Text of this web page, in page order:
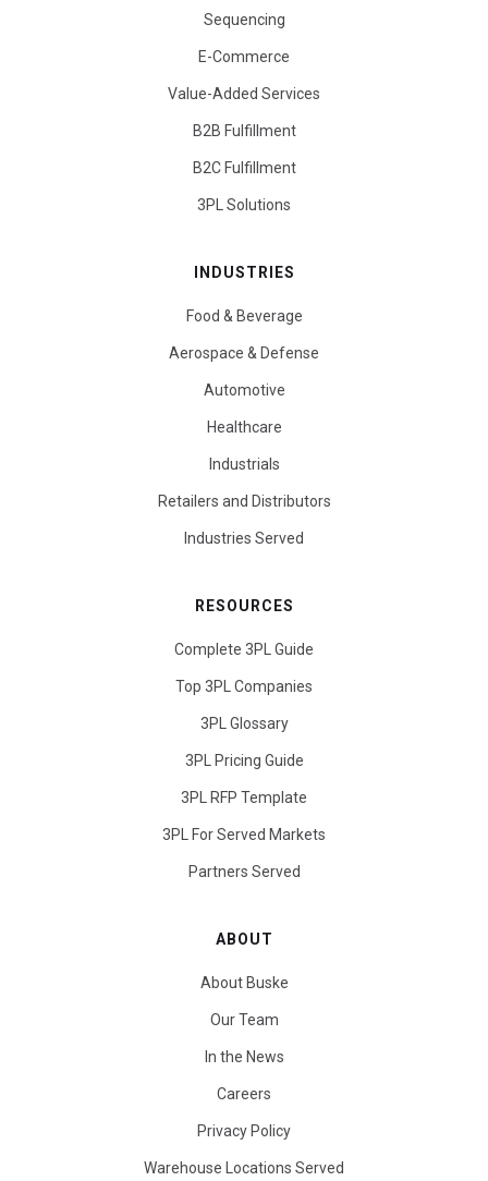
Sequencing
E-Commerce
Value-Added Services
B2B Fulfillment
B2C Fulfillment
3PL Solutions
INDUSTRIES
Food & Beverage
Aerospace & Defense
Automotive
Healthcare
Industrials
Retailers and Distributors
Industries Served
RESOURCES
Complete 3PL Guide
Top 3PL Companies
3PL Glossary
3PL Pricing Guide
3PL RFP Template
3PL For Served Markets
Partners Served
ABOUT
About Buske
Our Team
In the News
Careers
Privacy Policy
Warehouse Locations Served